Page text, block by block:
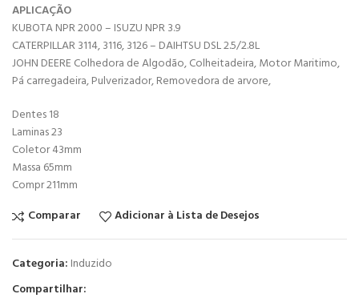
APLICAÇÃO
KUBOTA NPR 2000 – ISUZU NPR 3.9
CATERPILLAR 3114, 3116, 3126 – DAIHTSU DSL 2.5/2.8L
JOHN DEERE Colhedora de Algodão, Colheitadeira, Motor Maritimo,
Pá carregadeira, Pulverizador, Removedora de arvore,
Dentes 18
Laminas 23
Coletor 43mm
Massa 65mm
Compr 211mm
Comparar
Adicionar à Lista de Desejos
Categoria: Induzido
Compartilhar: